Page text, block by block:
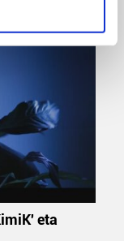
it for
is processed
beste,
eta eduki
eta edukia
biltzeko eta
eta